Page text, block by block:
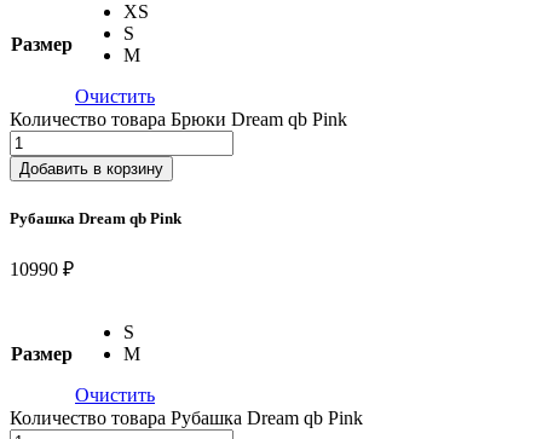
Размер
XS
S
M
Очистить
Количество товара Брюки Dream qb Pink
Добавить в корзину
Рубашка Dream qb Pink
10990 ₽
Размер
S
M
Очистить
Количество товара Рубашка Dream qb Pink